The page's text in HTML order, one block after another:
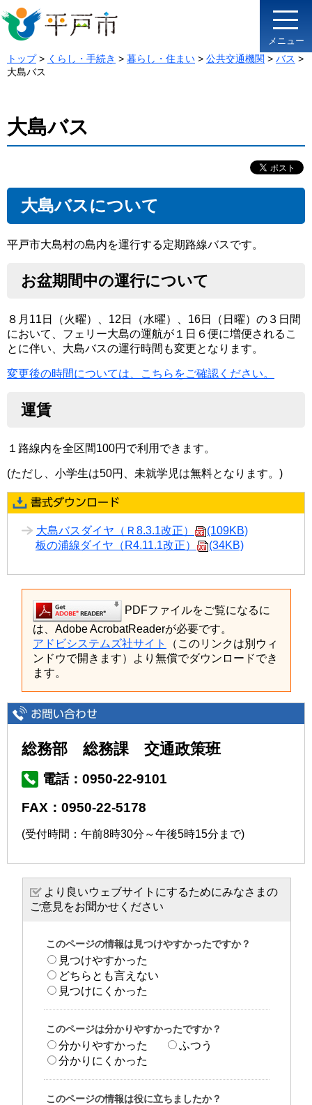
メニュー
トップ> くらし・手続き > 暮らし・住まい > 公共交通機関 > バス >
大島バス
大島バス
大島バスについて
平戸市大島村の島内を運行する定期路線バスです。
お盆期間中の運行について
８月11日（火曜）、12日（水曜）、16日（日曜）の３日間
において、フェリー大島の運航が１日６便に増便されるこ
とに伴い、大島バスの運行時間も変更となります。
変更後の時間については、こちらをご確認ください。
運賃
１路線内を全区間100円で利用できます。
(ただし、小学生は50円、未就学児は無料となります。)
大島バスダイヤ（Ｒ8.3.1改正）
(109KB)
板の浦線ダイヤ（R4.11.1改正）
(34KB)
PDFファイルをご覧になるに
は、Adobe AcrobatReaderが必要です。
アドビシステムズ社サイト
（このリンクは別ウィ
ンドウで開きます）より無償でダウンロードでき
ます。
総務部 総務課 交通政策班
電話：0950-22-9101
FAX：0950-22-5178
(受付時間：午前8時30分～午後5時15分まで)
より良いウェブサイトにするためにみなさまの
ご意見をお聞かせください
このページの情報は見つけやすかったですか？
見つけやすかった
どちらとも言えない
見つけにくかった
このページは分かりやすかったですか？
分かりやすかった
ふつう
分かりにくかった
このページの情報は役に立ちましたか？